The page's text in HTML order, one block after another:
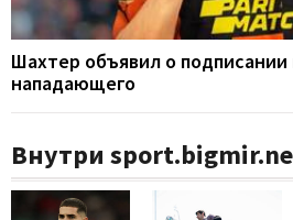
Шахтер объявил о подписании
нападающего
Внутри